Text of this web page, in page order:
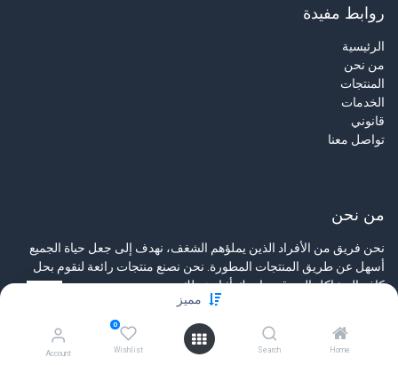
مميز
Home
Search
0
Wishlist
Account
روابط مفيدة
الرئيسية
من نحن
المنتجات
الخدمات
قانوني
تواصل معنا
من نحن
نحن فريق من الأفراد الذين يملؤهم الشغف، نهدف إلى جعل حياة الجميع
أسهل عن طريق المنتجات المطورة. نحن نصنع منتجات رائعة لنقوم بحل
كافة المشاكل التي قد تواجهك أثناء عملك.
منتجاتنا مصممة خصيصاً من أجل الشركات الصغيرة إلى المتوسطة التي
تسمو إلى تحسين أدائها.